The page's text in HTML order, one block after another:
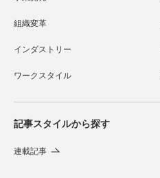
組織変革
インダストリー
ワークスタイル
記事スタイルから探す
連載記事